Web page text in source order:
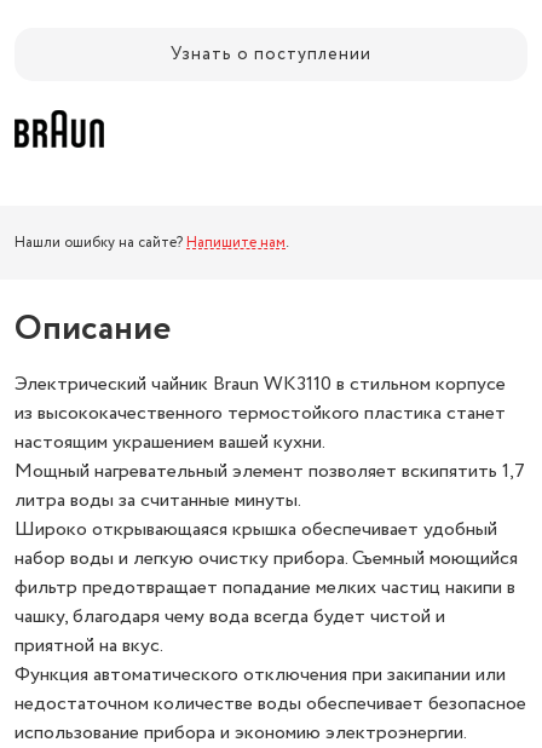
Узнать о поступлении
Нашли ошибку на сайте? Напишите нам.
Описание
Электрический чайник Braun WK3110 в стильном корпусе
из высококачественного термостойкого пластика станет
настоящим украшением вашей кухни.
Мощный нагревательный элемент позволяет вскипятить 1,7
литра воды за считанные минуты.
Широко открывающаяся крышка обеспечивает удобный
набор воды и легкую очистку прибора. Съемный моющийся
фильтр предотвращает попадание мелких частиц накипи в
чашку, благодаря чему вода всегда будет чистой и
приятной на вкус.
Функция автоматического отключения при закипании или
недостаточном количестве воды обеспечивает безопасное
использование прибора и экономию электроэнергии.